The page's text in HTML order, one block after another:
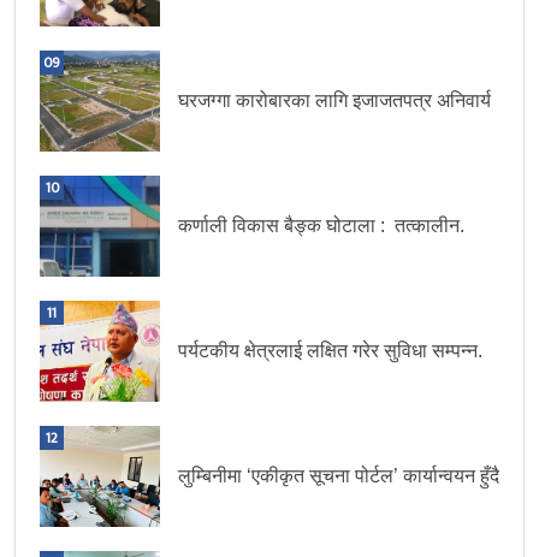
09
घरजग्गा कारोबारका लागि इजाजतपत्र अनिवार्य
10
कर्णाली विकास बैङ्क घोटाला : तत्कालीन.
11
पर्यटकीय क्षेत्रलाई लक्षित गरेर सुविधा सम्पन्न.
12
लुम्बिनीमा ‘एकीकृत सूचना पोर्टल’ कार्यान्वयन हुँदै